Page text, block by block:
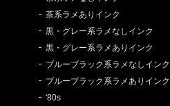
茶系ラメありインク
黒・グレー系ラメなしインク
黒・グレー系ラメありインク
ブルーブラック系ラメなしインク
ブルーブラック系ラメありインク
'80s